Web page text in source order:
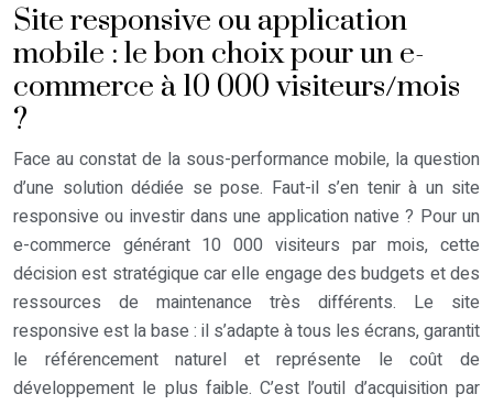
Site responsive ou application
mobile : le bon choix pour un e-
commerce à 10 000 visiteurs/mois
?
Face au constat de la sous-performance mobile, la question
d’une solution dédiée se pose. Faut-il s’en tenir à un site
responsive ou investir dans une application native ? Pour un
e-commerce générant 10 000 visiteurs par mois, cette
décision est stratégique car elle engage des budgets et des
ressources de maintenance très différents. Le site
responsive est la base : il s’adapte à tous les écrans, garantit
le référencement naturel et représente le coût de
développement le plus faible. C’est l’outil d’acquisition par